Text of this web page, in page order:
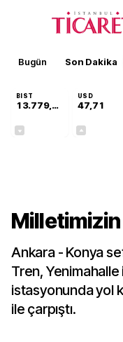
Bugün Son Dakika
BIST
13.779,39
USD
47,71
Milletimizin
Ankara - Konya
Tren,
istasyonunda yol
ile çarpıştı.